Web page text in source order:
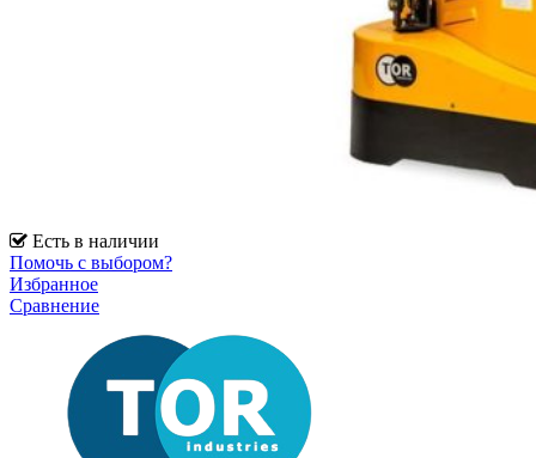
Есть в наличии
Помочь с выбором?
Избранное
Сравнение